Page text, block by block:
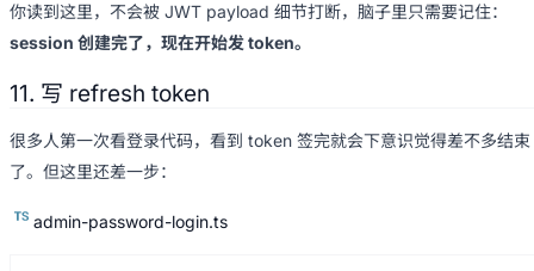
你读到这里，不会被 JWT payload 细节打断，脑子里只需要记住：
session 创建完了，现在开始发 token。
11. 写 refresh token
很多人第一次看登录代码，看到 token 签完就会下意识觉得差不多结束
了。但这里还差一步：
admin-password-login.ts